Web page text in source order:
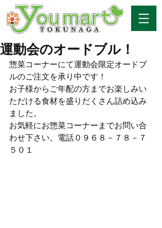
運動会のオードブル！
惣菜コーナーにて運動会限定オードブ
ルのご注文を承り中です！
お子様からご年配の方までお楽しみい
ただける食材を盛りだくさん詰め込み
ました。
お気軽にお惣菜コーナーまでお問い合
わせ下さい。電話０９６８－７８－７
５０１